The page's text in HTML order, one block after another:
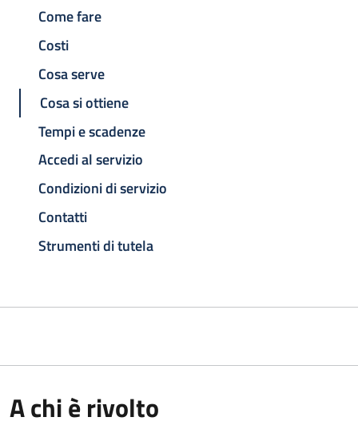
Come fare
Costi
Cosa serve
Cosa si ottiene
Tempi e scadenze
Accedi al servizio
Condizioni di servizio
Contatti
Strumenti di tutela
A chi è rivolto